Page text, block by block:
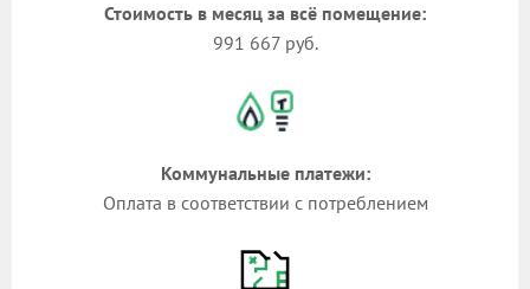
Стоимость в месяц за всё помещение:
991 667 руб.
Коммунальные платежи:
Оплата в соответствии с потреблением